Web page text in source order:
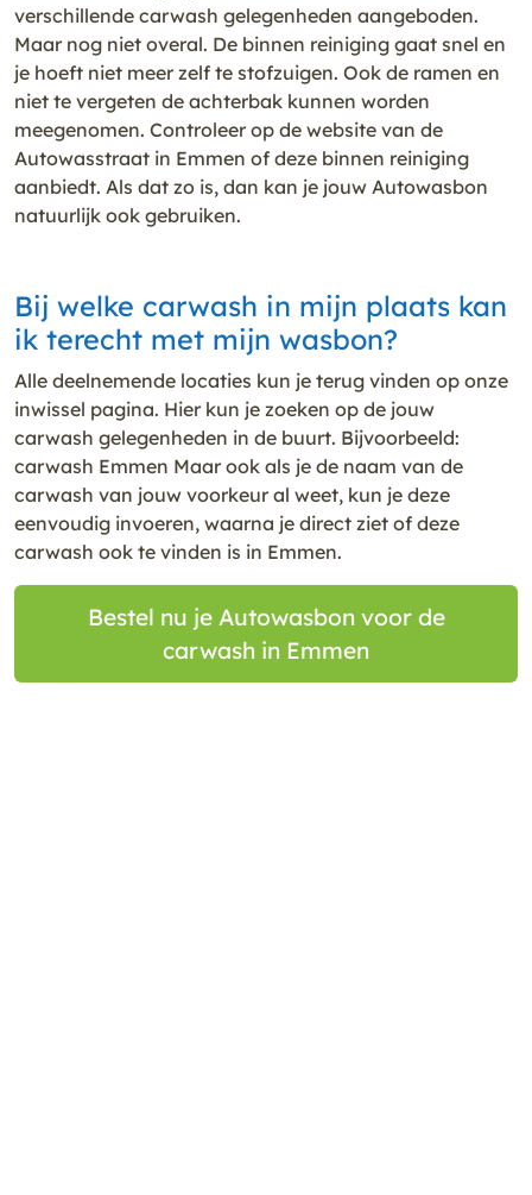
verschillende carwash gelegenheden aangeboden.
Maar nog niet overal. De binnen reiniging gaat snel en
je hoeft niet meer zelf te stofzuigen. Ook de ramen en
niet te vergeten de achterbak kunnen worden
meegenomen. Controleer op de website van de
Autowasstraat in Emmen of deze binnen reiniging
aanbiedt. Als dat zo is, dan kan je jouw Autowasbon
natuurlijk ook gebruiken.
Bij welke carwash in mijn plaats kan
ik terecht met mijn wasbon?
Alle deelnemende locaties kun je terug vinden op onze
inwissel pagina. Hier kun je zoeken op de jouw
carwash gelegenheden in de buurt. Bijvoorbeeld:
carwash Emmen Maar ook als je de naam van de
carwash van jouw voorkeur al weet, kun je deze
eenvoudig invoeren, waarna je direct ziet of deze
carwash ook te vinden is in Emmen.
Bestel nu je Autowasbon voor de
carwash in Emmen